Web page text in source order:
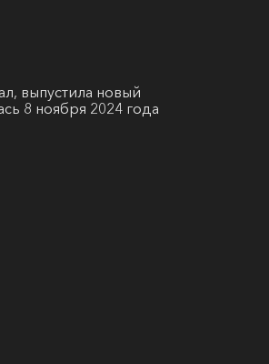
выпустила новый
8 ноября 2024 года